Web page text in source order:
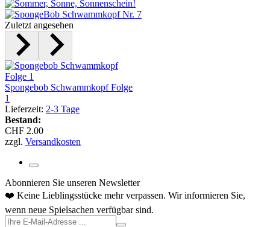
Zuletzt angesehen
Spongebob Schwammkopf Folge
1
Lieferzeit: 2-3 Tage
Bestand:
CHF 2.00
zzgl. Versandkosten
Abonnieren Sie unseren Newsletter
❤️ Keine Lieblingsstücke mehr verpassen. Wir informieren Sie,
wenn neue Spielsachen verfügbar sind.